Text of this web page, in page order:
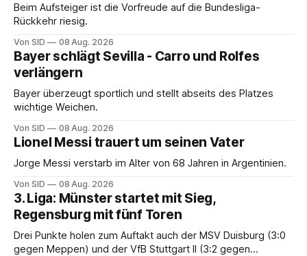
Beim Aufsteiger ist die Vorfreude auf die Bundesliga-
Rückkehr riesig.
Von SID 08 Aug. 2026
Bayer schlägt Sevilla - Carro und Rolfes
verlängern
Bayer überzeugt sportlich und stellt abseits des Platzes
wichtige Weichen.
Von SID 08 Aug. 2026
Lionel Messi trauert um seinen Vater
Jorge Messi verstarb im Alter von 68 Jahren in Argentinien.
Von SID 08 Aug. 2026
3. Liga: Münster startet mit Sieg,
Regensburg mit fünf Toren
Drei Punkte holen zum Auftakt auch der MSV Duisburg (3:0
gegen Meppen) und der VfB Stuttgart II (3:2 gegen